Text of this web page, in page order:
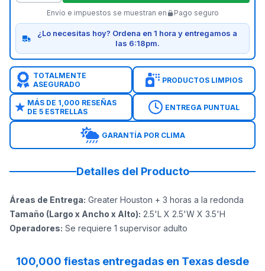
Envío e impuestos se muestran en Pago seguro
¿Lo necesitas hoy? Ordena en 1 hora y entregamos a
las 6:18pm.
TOTALMENTE
ASEGURADO
PRODUCTOS LIMPIOS
MÁS DE 1,000 RESEÑAS
DE 5 ESTRELLAS
ENTREGA PUNTUAL
GARANTÍA POR CLIMA
Detalles del Producto
Áreas de Entrega: Greater Houston + 3 horas a la redonda
Tamaño (Largo x Ancho x Alto): 2.5'L X 2.5'W X 3.5'H
Operadores: Se requiere 1 supervisor adulto
100,000 fiestas entregadas en Texas desde